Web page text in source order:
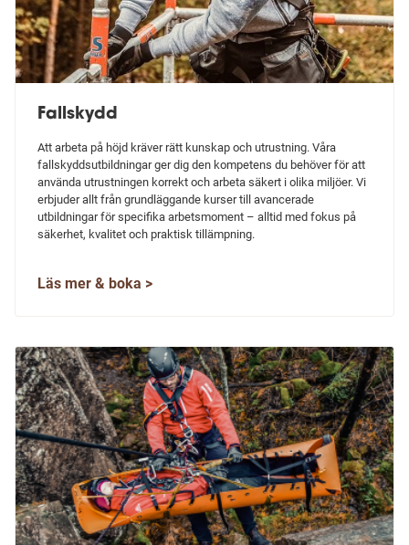
Fallskydd
Att arbeta på höjd kräver rätt kunskap och utrustning. Våra
fallskyddsutbildningar ger dig den kompetens du behöver för att
använda utrustningen korrekt och arbeta säkert i olika miljöer. Vi
erbjuder allt från grundläggande kurser till avancerade
utbildningar för specifika arbetsmoment – alltid med fokus på
säkerhet, kvalitet och praktisk tillämpning.
Läs mer & boka >
Komponenter för reparbete
Fallskyddspaket
Räddning & evakuering
Väskor & förvaring
Verktygssäkring